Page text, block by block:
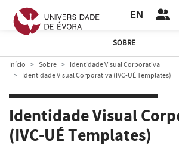
EN
SOBRE
Início Sobre
Identidade Visual Corporativa
Identidade Visual Corporativa (IVC-UÉ Templates)
Identidade Visual
(IVC-UÉ Templates)